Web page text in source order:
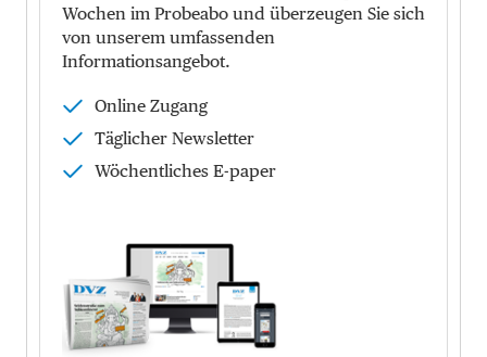
Wochen im Probeabo und überzeugen Sie sich
von unserem umfassenden
Informationsangebot.
Online Zugang
Täglicher Newsletter
Wöchentliches E-paper